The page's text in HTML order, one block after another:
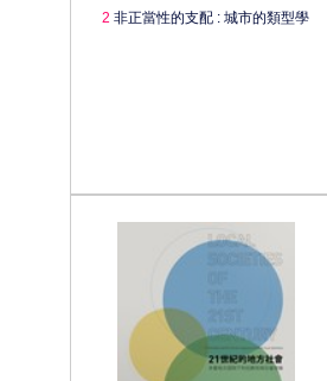
2 非正當性的支配 : 城市的類型學